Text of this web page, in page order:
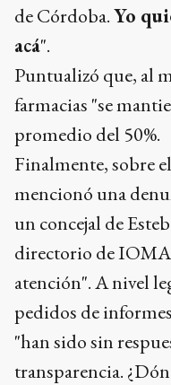
de Córdoba.Yo
acá".
Puntualizó que, al
farmacias "se
promedio del 50%.
Finalmente, sobre
mencionó una
un concejal de
directorio de
atención". A nivel
pedidos de
"han sido sin
transparencia.